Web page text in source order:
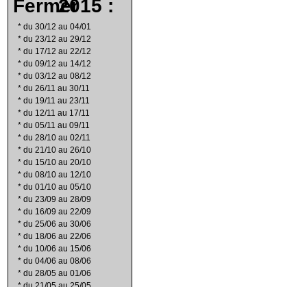
2015 :
* du 30/12 au 04/01
* du 23/12 au 29/12
* du 17/12 au 22/12
* du 09/12 au 14/12
* du 03/12 au 08/12
* du 26/11 au 30/11
* du 19/11 au 23/11
* du 12/11 au 17/11
* du 05/11 au 09/11
* du 28/10 au 02/11
* du 21/10 au 26/10
* du 15/10 au 20/10
* du 08/10 au 12/10
* du 01/10 au 05/10
* du 23/09 au 28/09
* du 16/09 au 22/09
* du 25/06 au 30/06
* du 18/06 au 22/06
* du 10/06 au 15/06
* du 04/06 au 08/06
* du 28/05 au 01/06